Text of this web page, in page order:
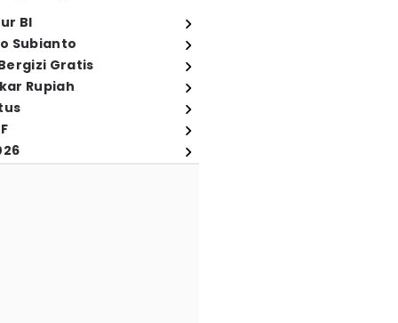
BI
Subianto
Gratis
Rupiah